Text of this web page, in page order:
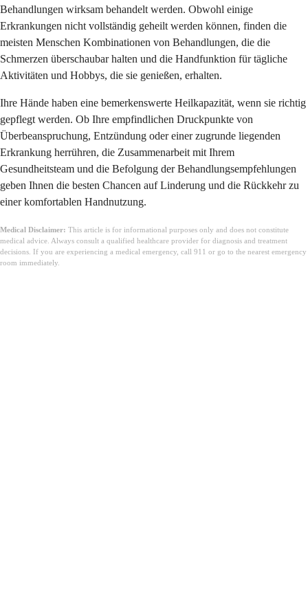
Behandlungen wirksam behandelt werden. Obwohl einige
Erkrankungen nicht vollständig geheilt werden können, finden die
meisten Menschen Kombinationen von Behandlungen, die die
Schmerzen überschaubar halten und die Handfunktion für tägliche
Aktivitäten und Hobbys, die sie genießen, erhalten.
Ihre Hände haben eine bemerkenswerte Heilkapazität, wenn sie richtig
gepflegt werden. Ob Ihre empfindlichen Druckpunkte von
Überbeanspruchung, Entzündung oder einer zugrunde liegenden
Erkrankung herrühren, die Zusammenarbeit mit Ihrem
Gesundheitsteam und die Befolgung der Behandlungsempfehlungen
geben Ihnen die besten Chancen auf Linderung und die Rückkehr zu
einer komfortablen Handnutzung.
Medical Disclaimer: This article is for informational purposes only and does not constitute
medical advice. Always consult a qualified healthcare provider for diagnosis and treatment
decisions. If you are experiencing a medical emergency, call 911 or go to the nearest emergency
room immediately.